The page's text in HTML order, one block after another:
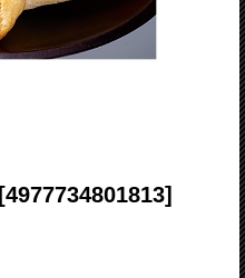
[4977734801813]